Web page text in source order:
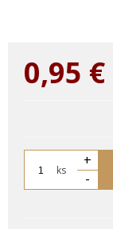
0,95 €
ks
+
-